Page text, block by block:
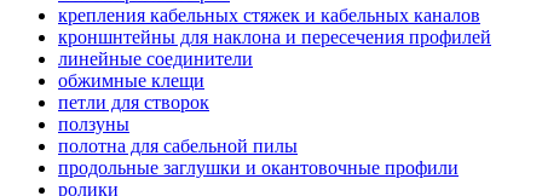
крепления кабельных стяжек и кабельных каналов
кроншнтейны для наклона и пересечения профилей
линейные соединители
обжимные клещи
петли для створок
ползуны
полотна для сабельной пилы
продольные заглушки и окантовочные профили
ролики